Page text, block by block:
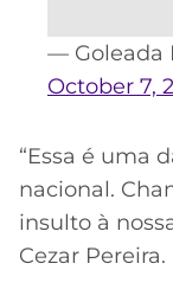
— Goleada
October 7,
“Essa é uma
nacional.
insulto à
Cezar Pereira.